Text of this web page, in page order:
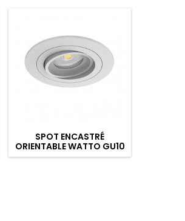
SPOT ENCASTRÉ
ORIENTABLE WATTO GU10
AUTO BLANC